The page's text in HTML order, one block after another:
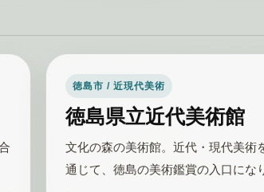
徳島市 / 近現代美術
徳島県立近代美術館
文化の森の美術館。近代・現代美術
通じて、徳島の美術鑑賞の入口にな